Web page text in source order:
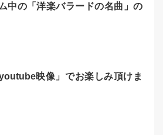
中の「洋楽バラードの名曲」の
映像」でお楽しみ頂けま